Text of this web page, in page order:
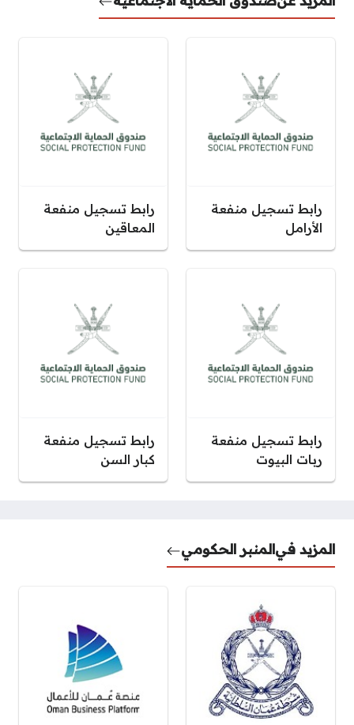
رابط تسجيل منفعة
الأرامل
رابط تسجيل منفعة
المعاقين
رابط تسجيل منفعة
ربات البيوت
رابط تسجيل منفعة
كبار السن
المزيد فيالمنبر الحكومي